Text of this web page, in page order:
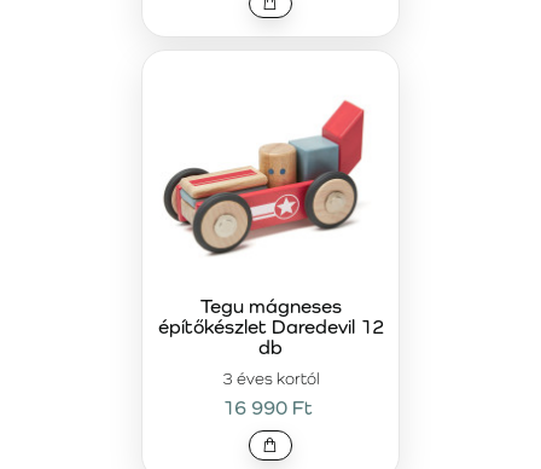
3 éves kortól
Tegu mágneses
építőkészlet Daredevil 12
db
16 990 Ft